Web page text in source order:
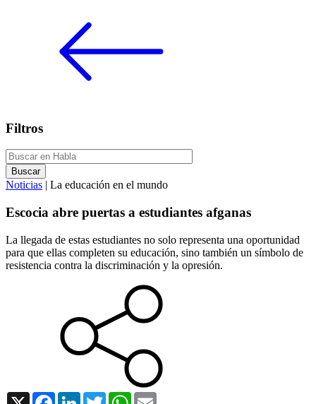
Filtros
Noticias | La educación en el mundo
Escocia abre puertas a estudiantes afganas
La llegada de estas estudiantes no solo representa una oportunidad
para que ellas completen su educación, sino también un símbolo de
resistencia contra la discriminación y la opresión.
X FacebookLinkedInTwitterWhatsApp